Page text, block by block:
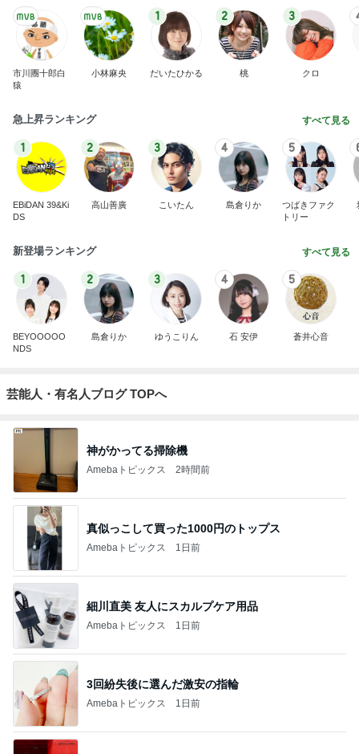
市川團十郎白
猿
小林麻央
1
だいたひかる
2
桃
3
クロ
急上昇ランキング すべて見る
1
EBiDAN 39&Ki
DS
2
高山善廣
3
こいたん
4
島倉りか
5
つばきファク
トリー
新登場ランキング すべて見る
1
BEYOOOOO
NDS
2
島倉りか
3
ゆうこりん
4
石 安伊
5
蒼井心音
芸能人・有名人ブログ TOPへ
神がかってる掃除機
Amebaトピックス 2時間前
真似っこして買った1000円のトップス
Amebaトピックス 1日前
細川直美 友人にスカルプケア用品
Amebaトピックス 1日前
3回紛失後に選んだ激安の指輪
Amebaトピックス 1日前